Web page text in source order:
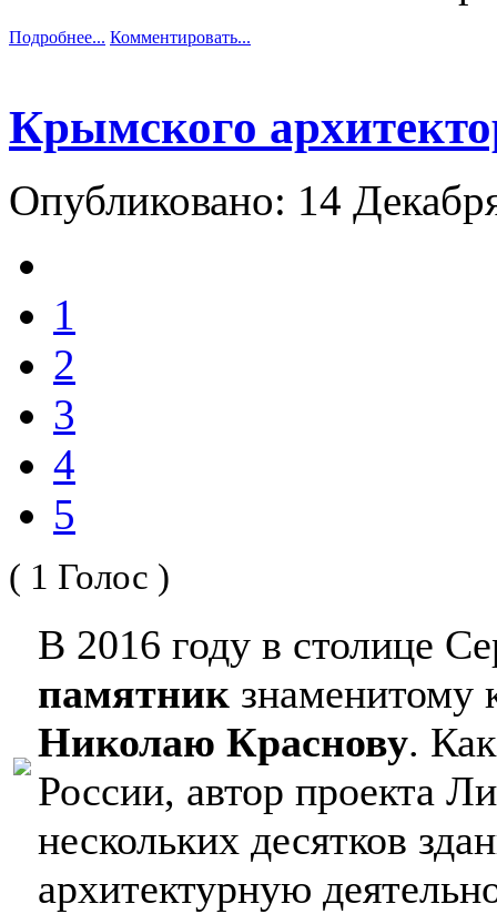
Подробнее... Комментировать...
Крымского
Опубликовано: 14
1
2
3
4
5
( 1 Голос )
В 2016 году в столице
памятник знаменитому
Николаю Краснову.
России, автор проекта
нескольких десятков
архитектурную